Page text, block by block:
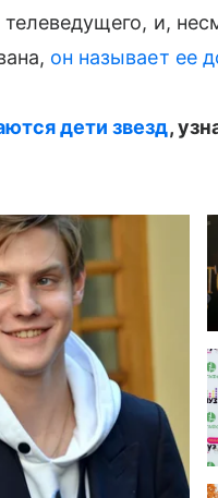
телеведущего, и,
он называет ее
дети звезд,